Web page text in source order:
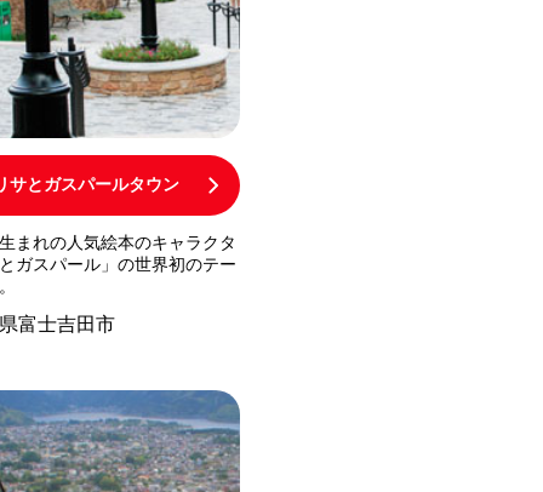
サとガスパールタウン
まれの人気絵本のキャラクタ
ガスパール」の世界初のテー
富士吉田市